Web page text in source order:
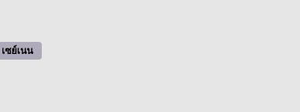
เซย์เนน